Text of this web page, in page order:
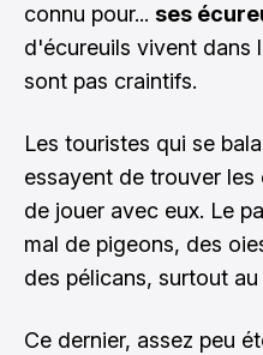
connu pour... ses
d'écureuils vivent dans
sont pas craintifs.
Les touristes qui se
essayent de trouver
de jouer avec eux. Le
mal de pigeons, des
des pélicans, surtout
Ce dernier, assez peu